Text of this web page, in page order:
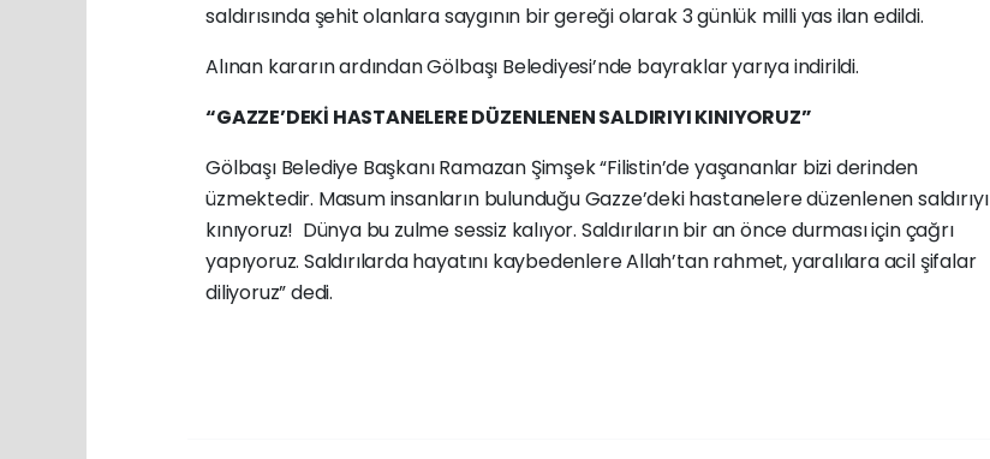
saldırısında şehit olanlara saygının bir gereği olarak 3 günlük milli yas ilan edildi.
Alınan kararın ardından Gölbaşı Belediyesi’nde bayraklar yarıya indirildi.
“GAZZE’DEKİ HASTANELERE DÜZENLENEN SALDIRIYI KINIYORUZ”
Gölbaşı Belediye Başkanı Ramazan Şimşek “Filistin’de yaşananlar bizi derinden
üzmektedir. Masum insanların bulunduğu Gazze’deki hastanelere düzenlenen saldırıyı
kınıyoruz! Dünya bu zulme sessiz kalıyor. Saldırıların bir an önce durması için çağrı
yapıyoruz. Saldırılarda hayatını kaybedenlere Allah’tan rahmet, yaralılara acil şifalar
diliyoruz” dedi.